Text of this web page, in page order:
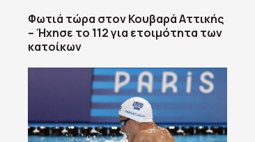
Φωτιά τώρα στον Κουβαρά Αττικής
– Ήχησε το 112 για ετοιμότητα των
κατοίκων